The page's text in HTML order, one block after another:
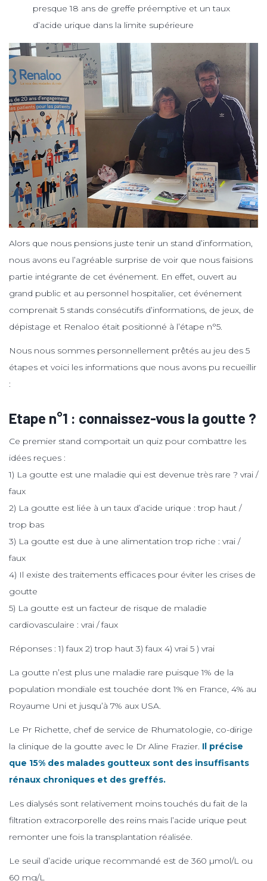
presque 18 ans de greffe préemptive et un taux
d’acide urique dans la limite supérieure
Alors que nous pensions juste tenir un stand d’information,
nous avons eu l’agréable surprise de voir que nous faisions
partie intégrante de cet événement. En effet, ouvert au
grand public et au personnel hospitalier, cet événement
comprenait 5 stands consécutifs d’informations, de jeux, de
dépistage et Renaloo était positionné à l’étape n°5.
Nous nous sommes personnellement prêtés au jeu des 5
étapes et voici les informations que nous avons pu recueillir
:
Etape n°1 : connaissez-vous la goutte ?
Ce premier stand comportait un quiz pour combattre les
idées reçues :
1) La goutte est une maladie qui est devenue très rare ? vrai /
faux
2) La goutte est liée à un taux d’acide urique : trop haut /
trop bas
3) La goutte est due à une alimentation trop riche : vrai /
faux
4) Il existe des traitements efficaces pour éviter les crises de
goutte
5) La goutte est un facteur de risque de maladie
cardiovasculaire : vrai / faux
Réponses : 1) faux 2) trop haut 3) faux 4) vrai 5 ) vrai
La goutte n’est plus une maladie rare puisque 1% de la
population mondiale est touchée dont 1% en France, 4% au
Royaume Uni et jusqu’à 7% aux USA.
Le Pr Richette, chef de service de Rhumatologie, co-dirige
la clinique de la goutte avec le Dr Aline Frazier. Il précise
que 15% des malades goutteux sont des insuffisants
rénaux chroniques et des greffés.
Les dialysés sont relativement moins touchés du fait de la
filtration extracorporelle des reins mais l’acide urique peut
remonter une fois la transplantation réalisée.
Le seuil d’acide urique recommandé est de 360 µmol/L ou
60 mg/L